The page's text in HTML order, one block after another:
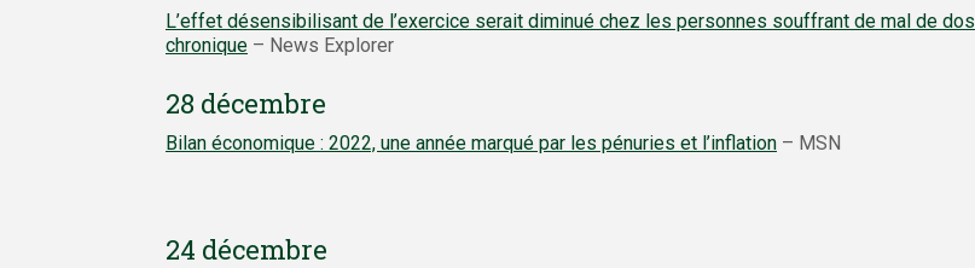
L’effet désensibilisant de l’exercice serait diminué chez les personnes souffrant de mal de dos
chronique – News Explorer
28 décembre
Bilan économique : 2022, une année marqué par les pénuries et l’inflation – MSN
24 décembre